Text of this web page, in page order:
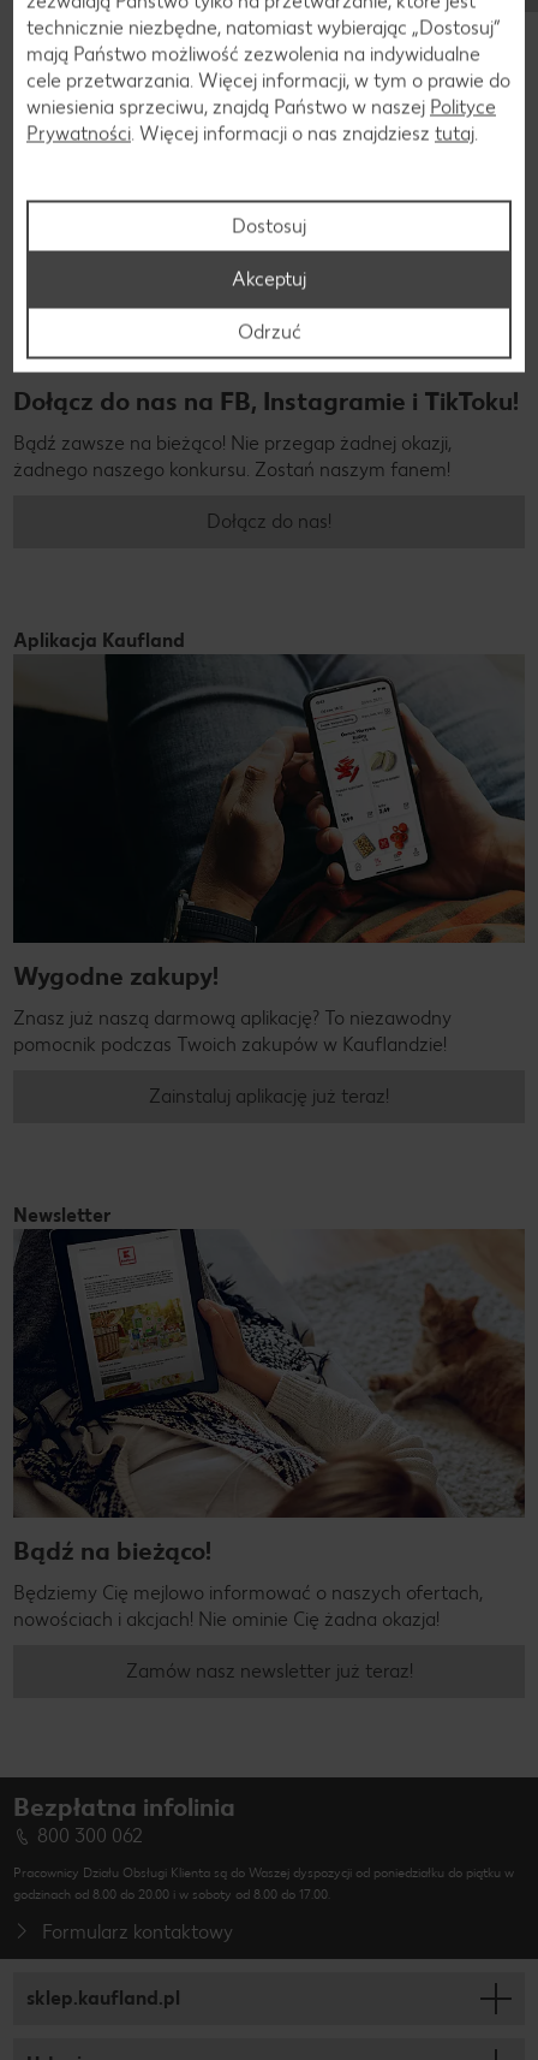
Jesteśmy w mediach społeczniościowych!
Dołącz do nas na FB, Instagramie i TikToku!
Bądź zawsze na bieżąco! Nie przegap żadnej okazji,
żadnego naszego konkursu. Zostań naszym fanem!
Dołącz do nas!
Aplikacja Kaufland
Wygodne zakupy!
Znasz już naszą darmową aplikację? To niezawodny
pomocnik podczas Twoich zakupów w Kauflandzie!
Zainstaluj aplikację już teraz!
Newsletter
Bądź na bieżąco!
Będziemy Cię mejlowo informować o naszych ofertach,
nowościach i akcjach! Nie ominie Cię żadna okazja!
Zamów nasz newsletter już teraz!
Bezpłatna infolinia
800 300 062
Pracownicy Działu Obsługi Klienta są do Waszej dyspozycji od poniedziałku do piątku w
godzinach od 8.00 do 20.00 i w soboty od 8.00 do 17.00.
Formularz kontaktowy
sklep.kaufland.pl
technicznie niezbędne, natomiast wybierając „Dostosuj”
mają Państwo możliwość zezwolenia na indywidualne
cele przetwarzania. Więcej informacji, w tym o prawie do
wniesienia sprzeciwu, znajdą Państwo w naszej Polityce
Prywatności. Więcej informacji o nas znajdziesz tutaj.
Dostosuj
Odrzuć
Akceptuj